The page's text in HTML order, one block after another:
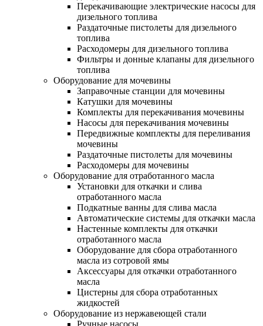
Перекачивающие электрические насосы для
дизельного топлива
Раздаточные пистолеты для дизельного
топлива
Расходомеры для дизельного топлива
Фильтры и донные клапаны для дизельного
топлива
Оборудование для мочевины
Заправочные станции для мочевины
Катушки для мочевины
Комплекты для перекачивания мочевины
Насосы для перекачивания мочевины
Передвижные комплекты для переливания
мочевины
Раздаточные пистолеты для мочевины
Расходомеры для мочевины
Оборудование для отработанного масла
Установки для откачки и слива
отработанного масла
Подкатные ванны для слива масла
Автоматические системы для откачки масла
Настенные комплекты для откачки
отработанного масла
Оборудование для сбора отработанного
масла из сотровой ямы
Аксессуары для откачки отработанного
масла
Цистерны для сбора отработанных
жидкостей
Оборудование из нержавеющей стали